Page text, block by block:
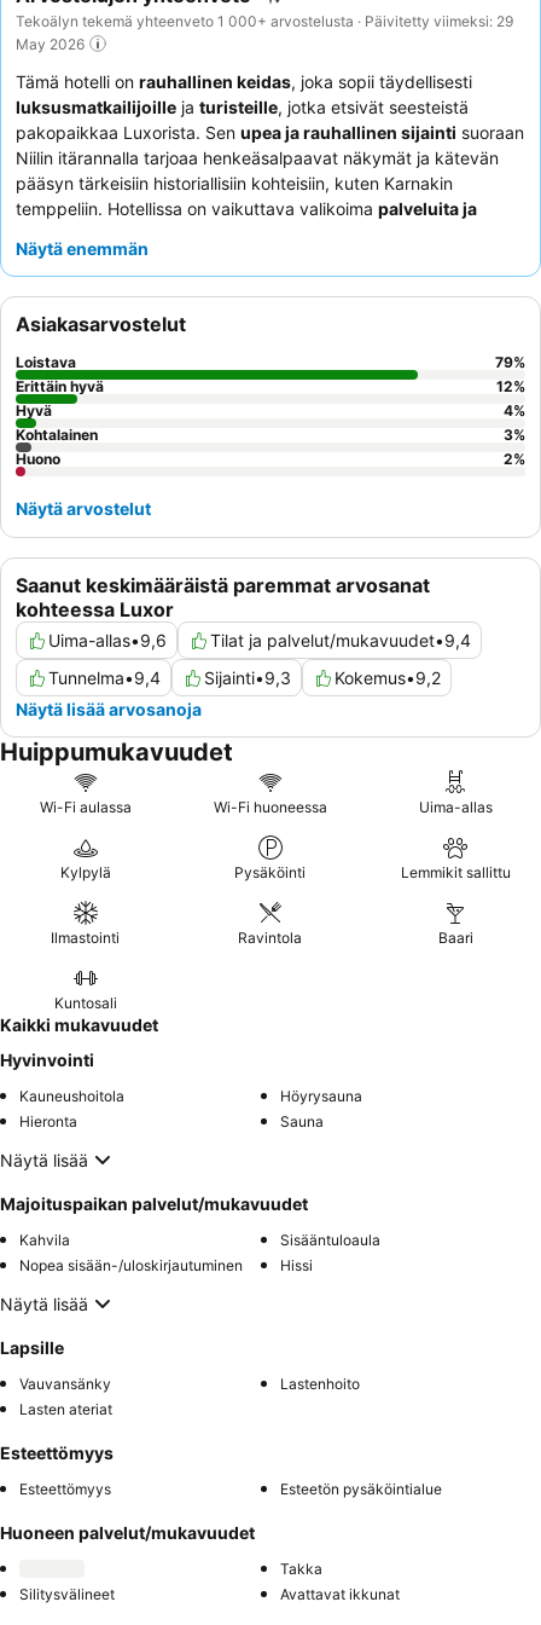
Tekoälyn tekemä yhteenveto 1 000+ arvostelusta · Päivitetty viimeksi: 29
May 2026
Tämä hotelli on rauhallinen keidas, joka sopii täydellisesti
luksusmatkailijoille ja turisteille, jotka etsivät seesteistä
pakopaikkaa Luxorista. Sen upea ja rauhallinen sijainti suoraan
Niilin itärannalla tarjoaa henkeäsalpaavat näkymät ja kätevän
pääsyn tärkeisiin historiallisiin kohteisiin, kuten Karnakin
temppeliin. Hotellissa on vaikuttava valikoima palveluita ja
ja rauhallisia spa-alueita. Asiakkaat kehuvat jatkuvasti
sekä kokki Amira Silk Road -ravintolassa saavat erityistä kiitosta
huomaavaisuudestaan ja kulinaarisista herkuistaan. Parannetun
kokemuksen saamiseksi harkitse huoneen varaamista, josta on
Niili-näkymä
Näytä enemmän
Saanut keskimääräistä paremmat arvosanat
kohteessa Luxor
Uima-allas•9,6 Tilat ja palvelut/mukavuudet•9,4
Tunnelma•9,4 Sijainti•9,3 Kokemus•9,2
Näytä lisää arvosanoja
Asiakasarvostelut
Loistava 79%
Erittäin hyvä
12%
Hyvä
4%
Kohtalainen
3%
Huono
2%
Näytä arvostelut
Huippumukavuudet
Wi-Fi aulassa Wi-Fi huoneessa Uima-allas
Kylpylä Pysäköinti Lemmikit sallittu
Ilmastointi Ravintola Baari
Kuntosali
Kaikki mukavuudet
Hyvinvointi
Kauneushoitola
Höyrysauna
Hieronta
Sauna
Näytä lisää
Majoituspaikan palvelut/mukavuudet
Kahvila
Sisääntuloaula
Nopea sisään-/uloskirjautuminen
Hissi
Näytä lisää
Lapsille
Vauvansänky
Lastenhoito
Lasten ateriat
Esteettömyys
Esteettömyys Esteetön pysäköintialue
Huoneen palvelut/mukavuudet
Takka
Silitysvälineet
Avattavat ikkunat